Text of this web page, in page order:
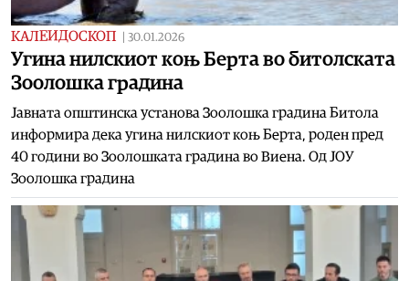
КАЛЕИДОСКОП 30.01.2026
Угина нилскиот коњ Берта во битолската
Зоолошка градина
Јавната општинска установа Зоолошка градина Битола
информира дека угина нилскиот коњ Берта, роден пред
40 години во Зоолошката градина во Виена. Од ЈОУ
Зоолошка градина